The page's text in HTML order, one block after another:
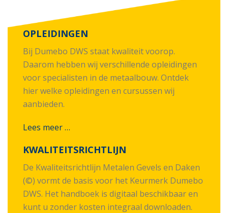
OPLEIDINGEN
Bij Dumebo DWS staat kwaliteit voorop.
Daarom hebben wij verschillende opleidingen
voor specialisten in de metaalbouw. Ontdek
hier welke opleidingen en cursussen wij
aanbieden.
Lees meer …
KWALITEITSRICHTLIJN
De Kwaliteitsrichtlijn Metalen Gevels en Daken
(©) vormt de basis voor het Keurmerk Dumebo
DWS. Het handboek is digitaal beschikbaar en
kunt u zonder kosten integraal downloaden.